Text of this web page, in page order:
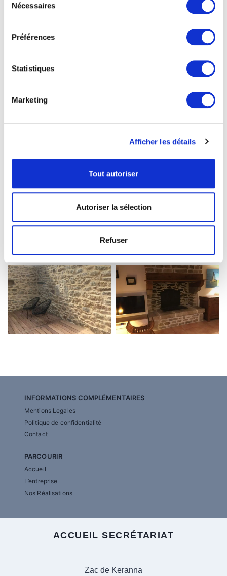
Nécessaires
Préférences
Statistiques
Marketing
Afficher les détails
Tout autoriser
Autoriser la sélection
Refuser
INFORMATIONS COMPLÉMENTAIRES
Mentions Legales
Politique de confidentialité
Contact
PARCOURIR
Accueil
L’entreprise
Nos Réalisations
ACCUEIL SECRÉTARIAT
Zac de Keranna